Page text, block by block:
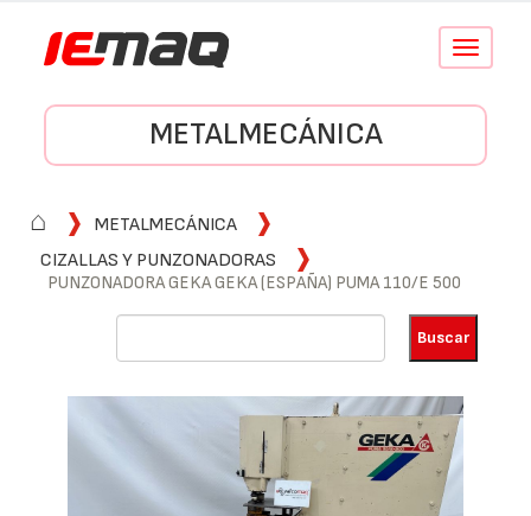
Conmutar
METALMECÁNICA
⌂
METALMECÁNICA
CIZALLAS Y PUNZONADORAS
PUNZONADORA GEKA GEKA (ESPAÑA) PUMA 110/E 500